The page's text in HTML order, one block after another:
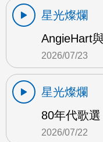
星光燦爛
AngieHart
2026/07/23
星光燦爛
80年代歌選
2026/07/22